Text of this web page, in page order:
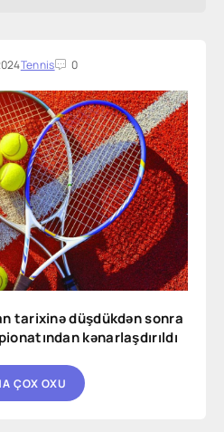
Tennis 0
tarixinə düşdükdən sonra
kənarlaşdırıldı
ÇOX OXU